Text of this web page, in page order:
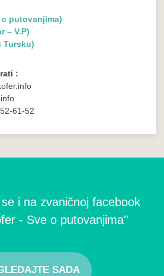
o putovanjima)
– V.P)
Tursku)
:
61-52
i na zvaničnoj facebook
- Sve o putovanjima''
SADA